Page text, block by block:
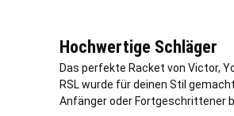
Hochwertige Schläger
Das perfekte Racket von Victor,
RSL wurde für deinen Stil
Anfänger oder Fortgeschrittener